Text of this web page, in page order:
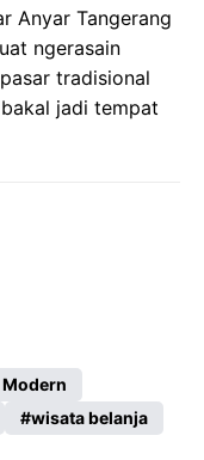
Anyar Tangerang
ngerasain
tradisional
jadi tempat
Modern
wisata belanja